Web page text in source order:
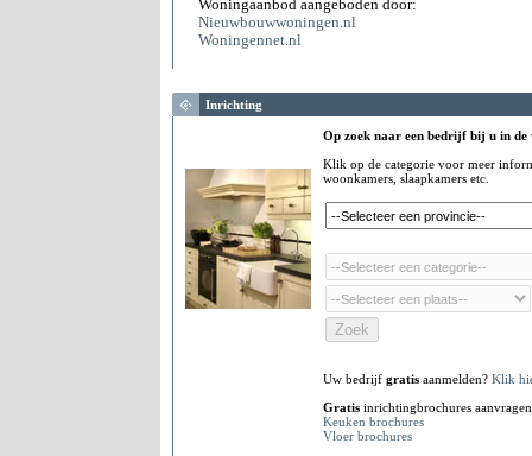
Woningaanbod aangeboden door:
Nieuwbouwwoningen.nl
Woningennet.nl
Inrichting
Op zoek naar een bedrijf bij u in
Klik op de categorie voor meer
woonkamers, slaapkamers etc.
Uw bedrijf gratis aanmelden? Klik
Gratis inrichtingbrochures
Keuken brochures
Vloer brochures